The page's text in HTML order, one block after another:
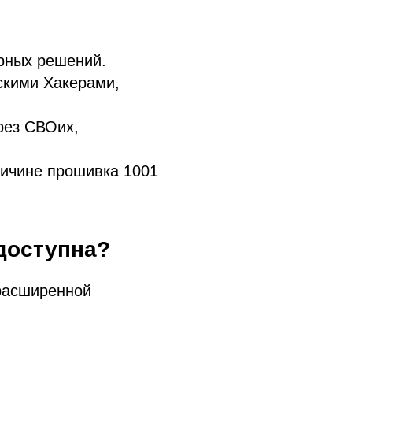
решений.
Хакерами,
СВОих,
прошивка 1001